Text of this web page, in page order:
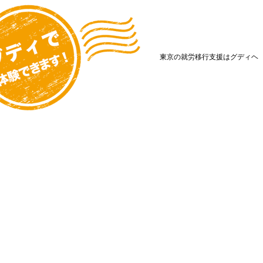
東京の就労移行支援はグディヘ